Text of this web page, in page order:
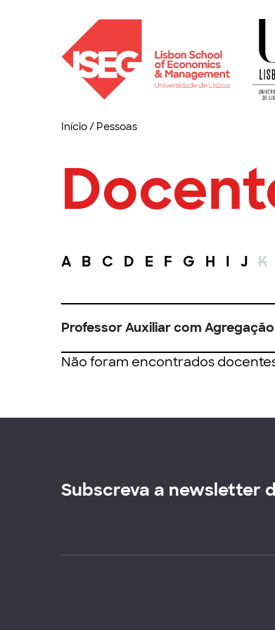
Início/ Pessoas
A B C D E F G H I J K
Professor Auxiliar com Agregação
Não foram encontrados
Subscreva a newsletter